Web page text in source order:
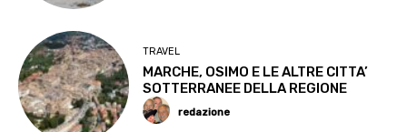
TRAVEL
MARCHE, OSIMO E LE ALTRE CITTA’
SOTTERRANEE DELLA REGIONE
redazione